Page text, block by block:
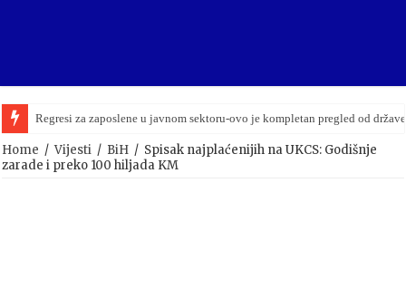
Regresi za zaposlene u javnom sektoru-ovo je kompletan pregled od
Bingo nastavlja dominaciju: Prihodi premašili 2,3 milijarde KM
Home / Vijesti / BiH / Spisak najplaćenijih na UKCS: Godišnje
zarade i preko 100 hiljada KM